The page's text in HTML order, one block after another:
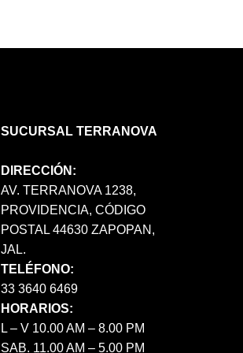
SUCURSAL TERRANOVA
DIRECCIÓN:
AV. TERRANOVA 1238,
PROVIDENCIA, CÓDIGO
POSTAL 44630 ZAPOPAN,
JAL.
TELÉFONO:
33 3640 6469
HORARIOS:
L – V 10.00 AM – 8.00 PM
SAB. 11.00 AM – 5.00 PM